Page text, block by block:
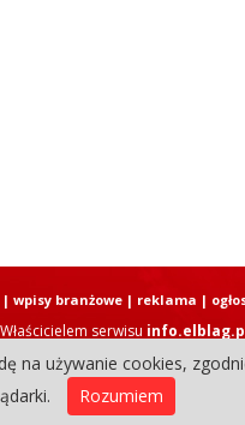
Właścicielem serwisu
2026 Elbląski Dziennik
| wpisy branżowe| reklama |
na używanie cookies,
Rozumiem